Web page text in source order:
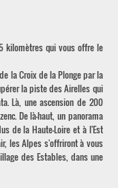
kilomètres qui vous offre le
la Croix de la Plonge par la
la piste des Airelles qui
Là, une ascension de 200
De là-haut, un panorama
de la Haute-Loire et à l'Est
les Alpes s'offriront à vous
des Estables, dans une